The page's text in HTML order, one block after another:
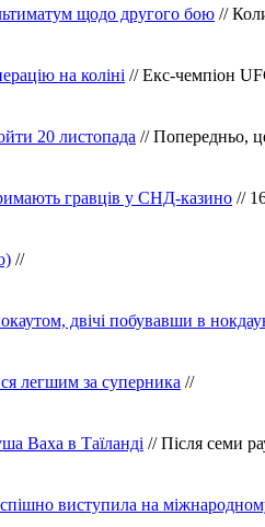
щодо другого бою //
на коліні // Екс-чемпіон
20 листопада // Попередньо,
гравців у СНД-казино //
//
двічі побувавши в
легшим за суперника //
Ваха в Таїланді // Після семи
виступила на